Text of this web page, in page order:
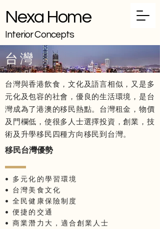
Nexa Home
Interior Concepts
台灣
台灣與香港飲食，文化及語言相似，又是多
元化及包容的社會，優良的生活環境，是台
灣成為了港澳的移民熱點。台灣租金，物價
及門欄低，使很多人士選擇投資，創業，技
術及升學移民四種方向移民到台灣。
移民台灣優勢
• 多元化的學習環境
• 台灣美食文化
• 全民健康保險制度
• 便捷的交通
• 商業潛力大，適合創業人士